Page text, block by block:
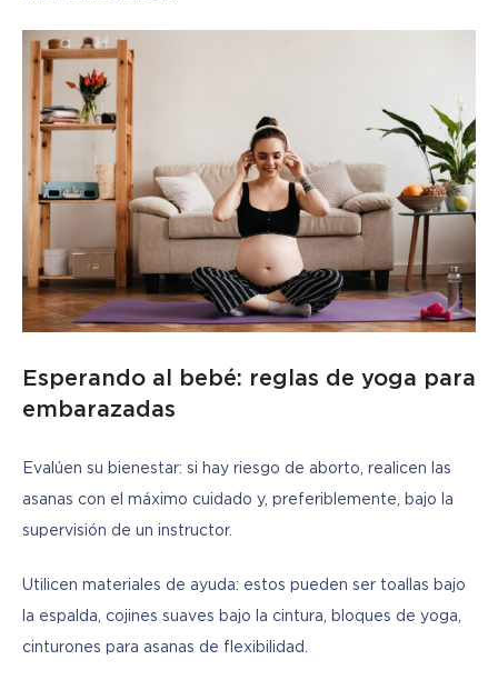
Esperando al bebé: reglas de yoga para
embarazadas
Evalúen su bienestar: si hay riesgo de aborto, realicen las
asanas con el máximo cuidado y, preferiblemente, bajo la
supervisión de un instructor.
Utilicen materiales de ayuda: estos pueden ser toallas bajo
la espalda, cojines suaves bajo la cintura, bloques de yoga,
cinturones para asanas de flexibilidad.